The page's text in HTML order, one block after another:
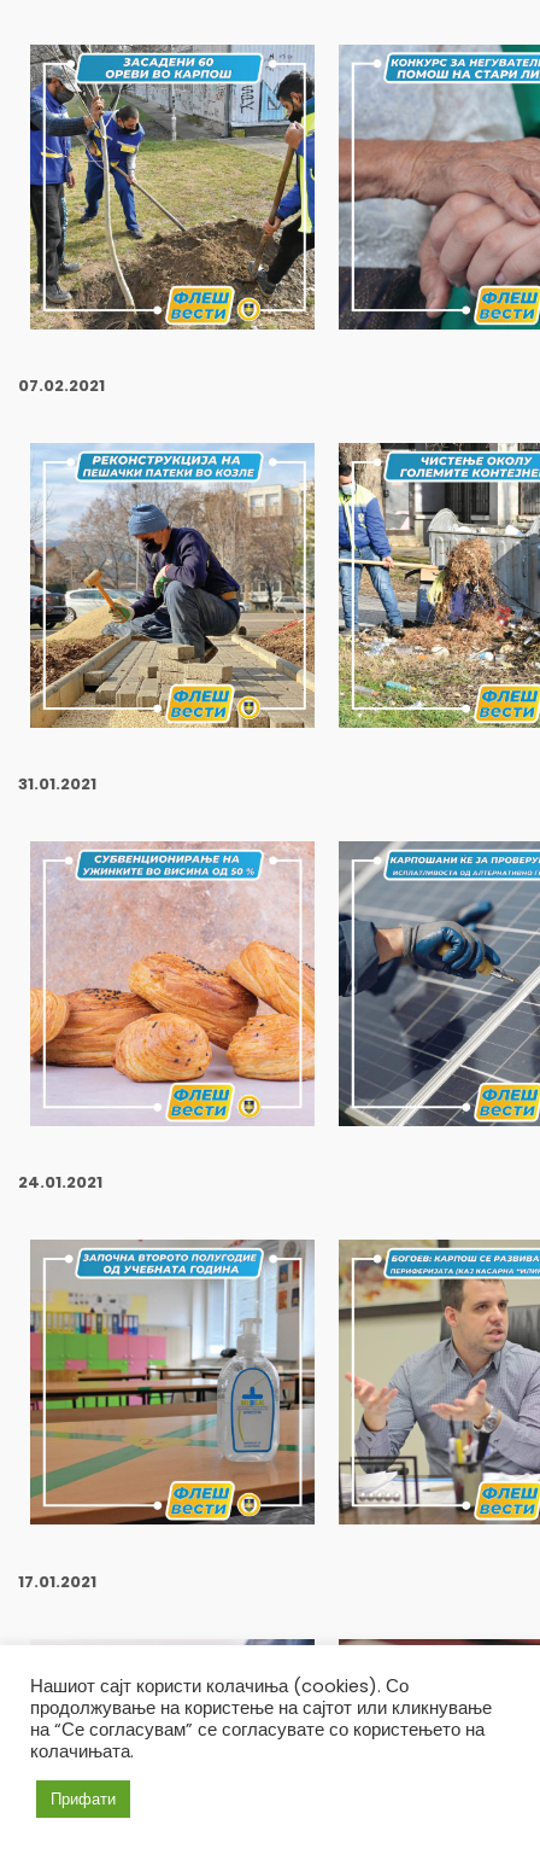
07.02.2021
31.01.2021
24.01.2021
17.01.2021
Нашиот сајт користи колачиња (cookies). Со
продолжување на користење на сајтот или кликнување
на “Се согласувам” се согласувате со користењето на
колачињата.
Прифати